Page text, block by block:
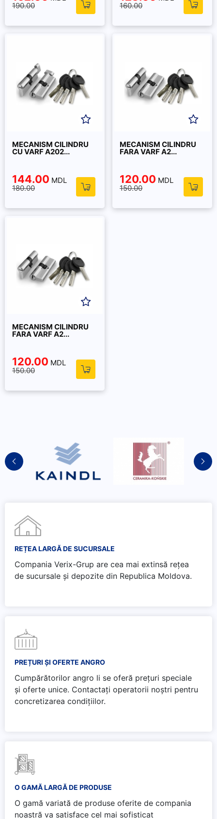
190.00
160.00
MECANISM CILINDRU
CU VARF A202...
144.00 MDL
180.00
MECANISM CILINDRU
FARA VARF A2...
120.00 MDL
150.00
MECANISM CILINDRU
FARA VARF A2...
120.00 MDL
150.00
REȚEA LARGĂ DE SUCURSALE
Compania Verix-Grup are cea mai extinsă rețea
de sucursale și depozite din Republica Moldova.
PREȚURI ȘI OFERTE ANGRO
Cumpărătorilor angro li se oferă prețuri speciale
și oferte unice. Contactați operatorii noștri pentru
concretizarea condițiilor.
O GAMĂ LARGĂ DE PRODUSE
O gamă variată de produse oferite de compania
noastră va satisface cel mai sofisticat